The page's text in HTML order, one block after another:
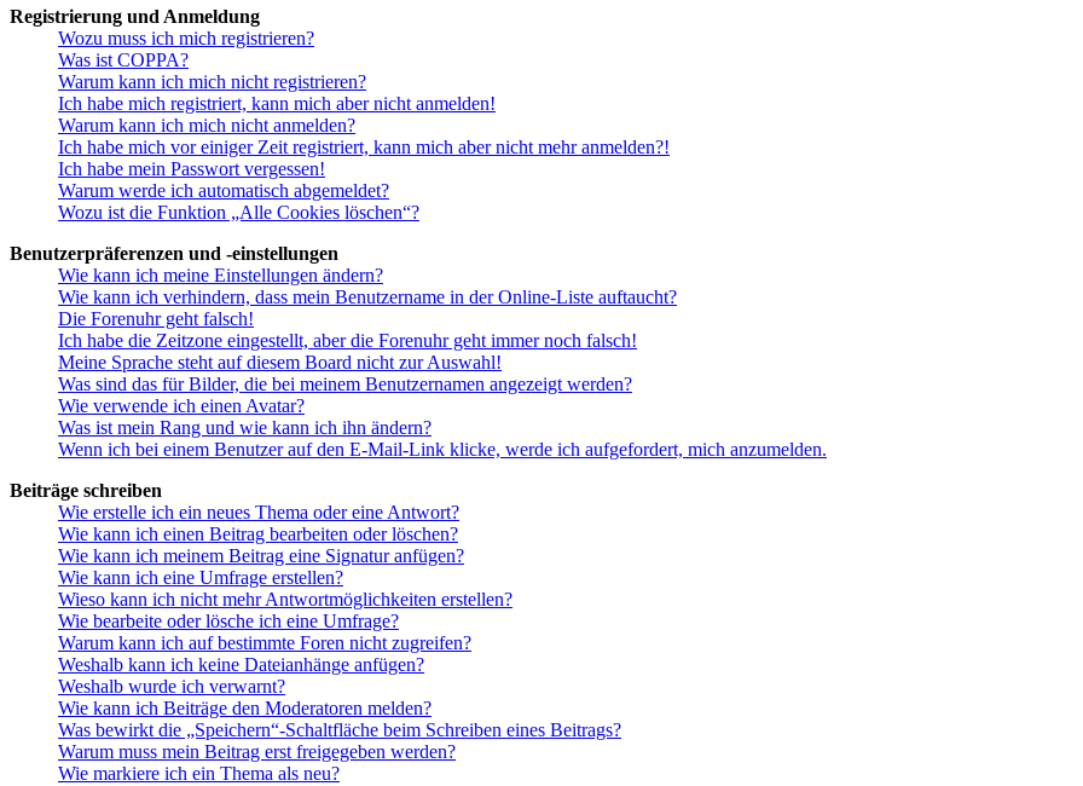
Registrierung und Anmeldung
Wozu muss ich mich registrieren?
Was ist COPPA?
Warum kann ich mich nicht registrieren?
Ich habe mich registriert, kann mich aber nicht anmelden!
Warum kann ich mich nicht anmelden?
Ich habe mich vor einiger Zeit registriert, kann mich aber nicht mehr anmelden?!
Ich habe mein Passwort vergessen!
Warum werde ich automatisch abgemeldet?
Wozu ist die Funktion „Alle Cookies löschen“?
Benutzerpräferenzen und -einstellungen
Wie kann ich meine Einstellungen ändern?
Wie kann ich verhindern, dass mein Benutzername in der Online-Liste auftaucht?
Die Forenuhr geht falsch!
Ich habe die Zeitzone eingestellt, aber die Forenuhr geht immer noch falsch!
Meine Sprache steht auf diesem Board nicht zur Auswahl!
Was sind das für Bilder, die bei meinem Benutzernamen angezeigt werden?
Wie verwende ich einen Avatar?
Was ist mein Rang und wie kann ich ihn ändern?
Wenn ich bei einem Benutzer auf den E-Mail-Link klicke, werde ich aufgefordert, mich anzumelden.
Beiträge schreiben
Wie erstelle ich ein neues Thema oder eine Antwort?
Wie kann ich einen Beitrag bearbeiten oder löschen?
Wie kann ich meinem Beitrag eine Signatur anfügen?
Wie kann ich eine Umfrage erstellen?
Wieso kann ich nicht mehr Antwortmöglichkeiten erstellen?
Wie bearbeite oder lösche ich eine Umfrage?
Warum kann ich auf bestimmte Foren nicht zugreifen?
Weshalb kann ich keine Dateianhänge anfügen?
Weshalb wurde ich verwarnt?
Wie kann ich Beiträge den Moderatoren melden?
Was bewirkt die „Speichern“-Schaltfläche beim Schreiben eines Beitrags?
Warum muss mein Beitrag erst freigegeben werden?
Wie markiere ich ein Thema als neu?